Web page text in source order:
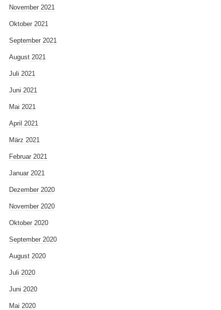
November 2021
Oktober 2021
September 2021
August 2021
Juli 2021
Juni 2021
Mai 2021
April 2021
März 2021
Februar 2021
Januar 2021
Dezember 2020
November 2020
Oktober 2020
September 2020
August 2020
Juli 2020
Juni 2020
Mai 2020